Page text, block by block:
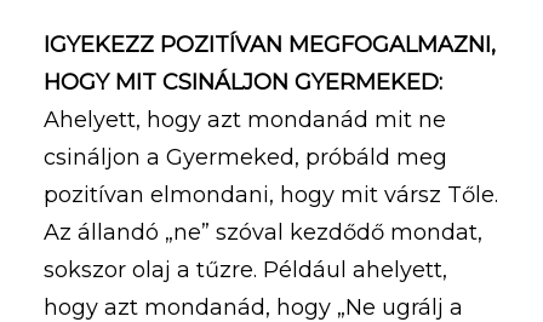
IGYEKEZZ POZITÍVAN MEGFOGALMAZNI,
HOGY MIT CSINÁLJON GYERMEKED:
Ahelyett, hogy azt mondanád mit ne
csináljon a Gyermeked, próbáld meg
pozitívan elmondani, hogy mit vársz Tőle.
Az állandó „ne” szóval kezdődő mondat,
sokszor olaj a tűzre. Például ahelyett,
hogy azt mondanád, hogy „Ne ugrálj a